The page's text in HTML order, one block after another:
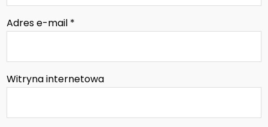
Adres e-mail *
Witryna internetowa